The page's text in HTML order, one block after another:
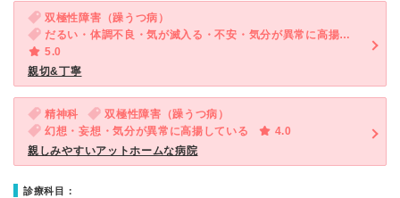
双極性障害（躁うつ病）
だるい・体調不良・気が滅入る・不安・気分が異常に高揚している
5.0
親切&丁寧
精神科
双極性障害（躁うつ病）
幻想・妄想・気分が異常に高揚している
4.0
親しみやすいアットホームな病院
診療科目：